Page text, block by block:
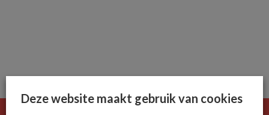
Deze website maakt gebruik van cookies